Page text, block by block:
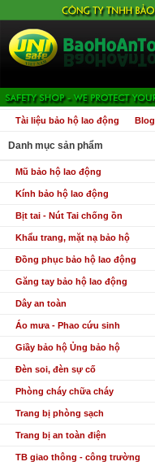
Tài liệu bảo hộ lao động Blog
Danh mục sản phẩm
Mũ bảo hộ lao động
Kính bảo hộ lao động
Bịt tai - Nút Tai chống ồn
Khẩu trang, mặt nạ bảo hộ
Đồng phục bảo hộ lao động
Găng tay bảo hộ lao động
Dây an toàn
Áo mưa - Phao cứu sinh
Giầy bảo hộ Ủng bảo hộ
Đèn soi, đèn sự cố
Phòng cháy chữa cháy
Trang bị phòng sạch
Trang bị an toàn điện
TB giao thông - công trường